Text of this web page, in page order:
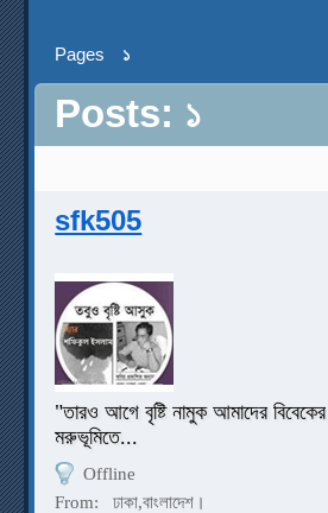
Pages ১
Posts: ১
sfk505
"তারও আগে বৃষ্টি নামুক আমাদের বিবেকের
মরুভূমিতে...
Offline
From:
ঢাকা,বাংলাদেশ।